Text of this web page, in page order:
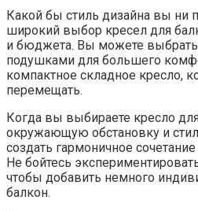
Какой бы стиль дизайна вы ни
широкий выбор кресел для
и бюджета. Вы можете
подушками для большего
компактное складное кресло,
перемещать.
Когда вы выбираете кресло для
окружающую обстановку и
создать гармоничное
Не бойтесь
чтобы добавить немного
балкон.